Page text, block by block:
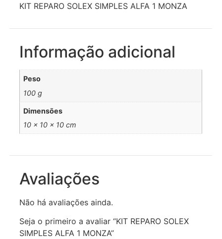
KIT REPARO SOLEX SIMPLES ALFA 1 MONZA
Informação adicional
Peso
100 g
Dimensões
10 × 10 × 10 cm
Avaliações
Não há avaliações ainda.
Seja o primeiro a avaliar “KIT REPARO SOLEX
SIMPLES ALFA 1 MONZA”